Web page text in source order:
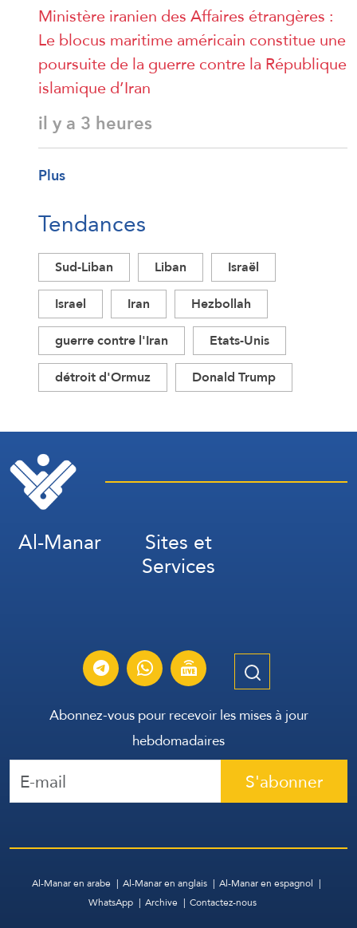
Ministère iranien des Affaires étrangères :
Le blocus maritime américain constitue une
poursuite de la guerre contre la République
islamique d’Iran
il y a 3 heures
Plus
Tendances
Sud-Liban Liban
Israël
Israel
Iran
Hezbollah
guerre contre l'Iran
Etats-Unis
détroit d'Ormuz
Donald Trump
Al-Manar Sites et
Services
Abonnez-vous pour recevoir les mises à jour
hebdomadaires
S'abonner
Al-Manar en arabe Al-Manar en anglais
Al-Manar en espagnol
WhatsApp
Archive Contactez-nous